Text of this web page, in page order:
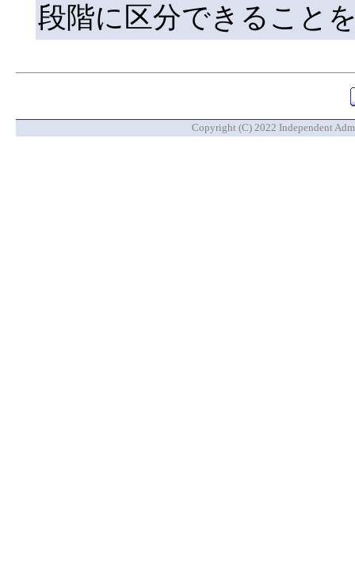
段階に区分できること
Copyright (C) 2022 Independent